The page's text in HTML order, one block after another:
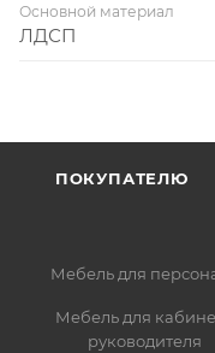
Основной материал
ЛДСП
ПОКУПАТЕЛЮ
Мебель для
Мебель для
руководителя